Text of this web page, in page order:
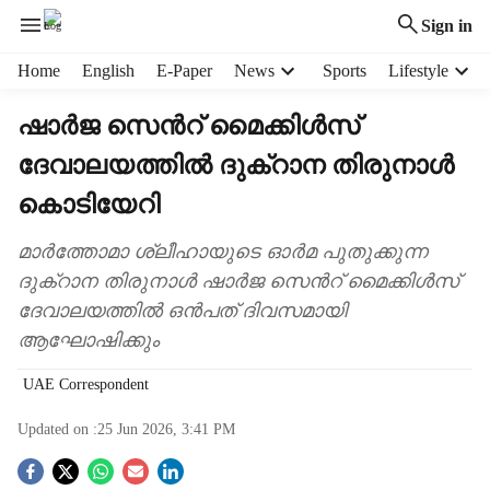
Sign in
Home English E-Paper News Sports Lifestyle
ഷാർജ സെന്‍റ് മൈക്കിൾസ്
ദേവാലയത്തിൽ ദുക്‌റാന തിരുനാൾ
കൊടിയേറി
മാർത്തോമാ ശ്ലീഹായുടെ ഓർമ പുതുക്കുന്ന
ദുക്‌റാന തിരുനാൾ ഷാർജ സെന്‍റ് മൈക്കിൾസ്
ദേവാലയത്തിൽ ഒൻപത് ദിവസമായി
ആഘോഷിക്കും
UAE Correspondent
Updated on :25 Jun 2026, 3:41 PM
S